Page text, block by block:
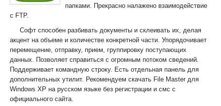
папками. Прекрасно налажено взаимодействие
с FTP.
Софт способен разбивать документы и склеивать их, делая
акцент на объеме и количестве конкретной части. Упорядочивает
перемещение, отправку, прием, группировку поступающих
данных. Позволяет справиться с огромным потоком сведений.
Поддерживает командную строку. Есть отдельная панель для
дополнительных утилит. Рекомендуем скачать File Master для
Windows XP на русском языке без регистрации и смс с
официального сайта.